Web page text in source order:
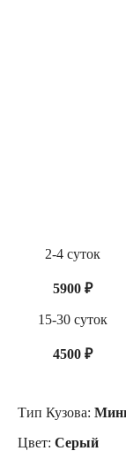
2-4 суток
5900 ₽
15-30 суток
4500 ₽
Тип Кузова:
Цвет: Серый